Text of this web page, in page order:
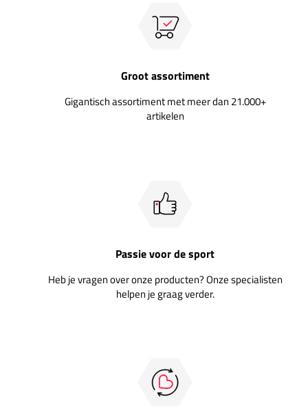
Groot assortiment
Gigantisch assortiment met meer dan 21.000+
artikelen
Passie voor de sport
Heb je vragen over onze producten? Onze specialisten
helpen je graag verder.